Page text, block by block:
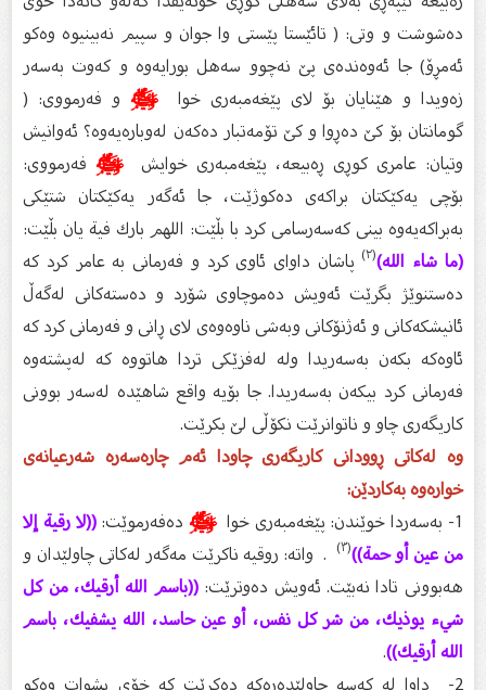
دەشوشت و وتى: ( تائێستا پێستى وا جوان و سپیم نەبینیوە وەكو
ئەمڕۆ) جا ئەوەندەى پێ نەچوو سەهل بورایەوە و كەوت بەسەر
زەویدا و هێنایان بۆ لاى پێغەمبەرى خوا
ﷺو فەرمووى: (
گومانتان بۆ كێ دەڕوا و كێ تۆمەتبار دەكەن لەوبارەیەوە؟ ئەوانیش
وتیان: عامرى كوڕى ڕەبیعە، پێغەمبەرى خوایش ﷺفەرمووى:
بۆچى یەكێكتان براكەى دەكوژێت، جا ئەگەر یەكێكتان شتێكى
بەبراكەیەوە بینى كەسەرسامى كرد با بڵێت: اللهم بارك فية يان بڵێت:
(ما شاء الله)(٢) پاشان داواى ئاوى كرد و فەرمانى بە عامر كرد كە
دەستنوێژ بگرێت ئەویش دەموچاوى شۆرد و دەستەكانى لەگەڵ
ئانیشكەكانى و ئەژنۆكانى وبەشی ناوەوەى لاى ڕانى و فەرمانى كرد كە
ئاوەكە بكەن بەسەریدا ولە لەفزێكى تردا هاتووە كە لەپشتەوە
فەرمانى كرد بیكەن بەسەریدا. جا بۆیە واقع شاهێدە لەسەر بوونى
كاریگەرى چاو و ناتوانرێت نكۆڵى لێ بكرێت.
وە لەكاتى ڕوودانى كاریگەرى چاودا ئەم چارەسەرە شەرعیانەى
خوارەوە بەكاردێن:
ﷺدەفەرموێت:((لا رقية إلا
من عين أو حمة))(٣) . واتە: روقیە ناكرێت مەگەر لەكاتى چاولێدان و
هەبوونى تادا نەبێت. ئەویش دەوترێت:((باسم الله أرقيك، من كل
شيء يوذيك، من شر كل نفس، أو عين حاسد، الله يشفيك، باسم
الله أرقيك)).
2- داوا لە كەسە چاولێدەرەكە دەكرێت كە خۆى بشوات وەكو